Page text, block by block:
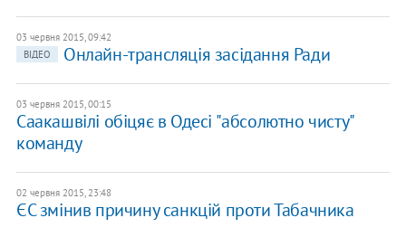
03 червня 2015, 09:42
ВІДЕО
Онлайн-трансляція засідання Ради
03 червня 2015, 00:15
Саакашвілі обіцяє в Одесі "абсолютно чисту"
команду
02 червня 2015, 23:48
ЄС змінив причину санкцій проти Табачника